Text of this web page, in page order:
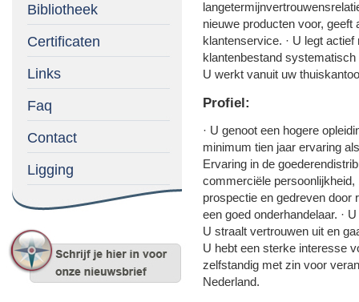
Bibliotheek
Certificaten
Links
Faq
Contact
Ligging
nieuwe producten voor,
klantenservice. · U legt
klantenbestand systematisch
U werkt vanuit uw
Profiel:
· U genoot een hogere
minimum tien jaar ervaring
Ervaring in de
commerciële
prospectie en gedreven door
een goed onderhandelaar. ·
U straalt vertrouwen uit en
U hebt een sterke interesse
zelfstandig met zin voor
Nederland.